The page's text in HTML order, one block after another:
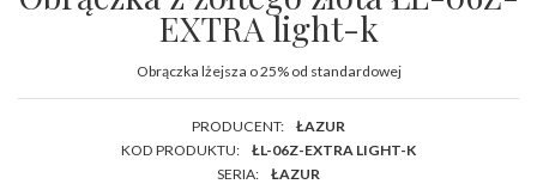
EXTRA light-k
Obrączka lżejsza o 25% od standardowej
PRODUCENT:
ŁAZUR
KOD PRODUKTU:
ŁL-06Z-EXTRA LIGHT-K
SERIA:
ŁAZUR